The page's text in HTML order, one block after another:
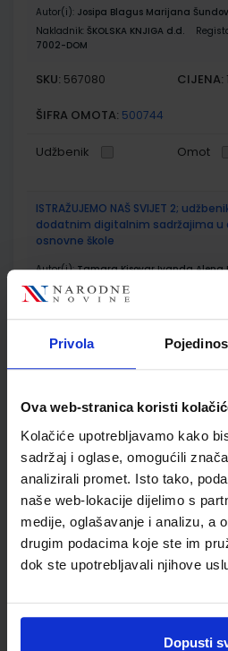
Privola
Ova web-stranica koristi
Kolačiće upotrebljavamo kako
sadržaj i oglase, omogućili
analizirali promet. Isto tako,
naše web-lokacije dijelimo s
medije, oglašavanje i analizu, a
drugim podacima koje ste im
dok ste upotrebljavali njihove
Dopusti
Autor(i): Josipa Blagus Marijana
Nakladnik: ŠKOLSKA KNJIGA d.d.
7002-DOM
SKU: 567080 CIJENA:
ŠIFRA OMOTA: 500744
Udžbenik Omot
ISTRAŽUJEMO NAŠ SVIJET 2;
dodatnim digitalnim sadržajima u
osnovne škole
Autor(i):Tamara Kisovar Ivanda Alena
Nakladnik: ŠKOLSKA KNJIGA d.d.
SKU:567092 CIJENA:
ISTRAŽUJEMO NAŠ SVIJET 2; radna
društvo u drugom razredu
Autor(i):Tamara Kisovar Ivanda Alena
Nakladnik:ŠKOLSKA KNJIGA d.d.
7034-DOM
SKU:567093 CIJENA:
ŠIFRA OMOTA:
Omot